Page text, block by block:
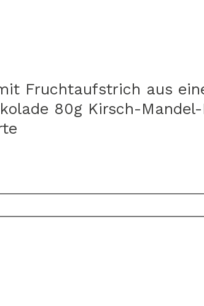
Fruchtaufstrich aus
80g Kirsch-